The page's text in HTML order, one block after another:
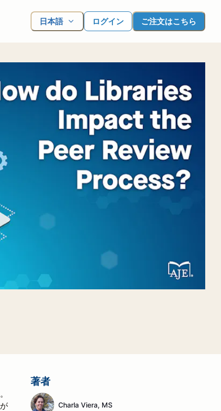
日本語 ログイン ご注文はこちら
著者
Charla Viera, MS